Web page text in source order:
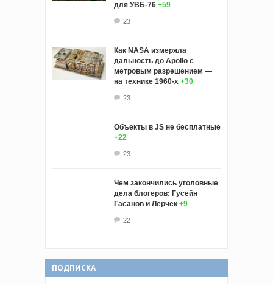
для УВБ-76 +59
23
Как NASA измеряла
дальность до Apollo с
метровым разрешением —
на технике 1960-х +30
23
Объекты в JS не бесплатные
+22
23
Чем закончились уголовные
дела блогеров: Гусейн
Гасанов и Лерчек +9
22
ПОДПИСКА